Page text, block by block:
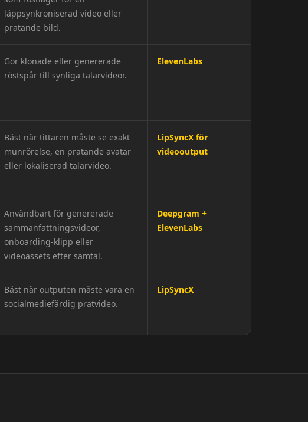
läppsynkroniserad video eller
pratande bild.
Gör klonade eller genererade
röstspår till synliga talarvideor.
ElevenLabs
Bäst när tittaren måste se exakt
munrörelse, en pratande avatar
eller lokaliserad talarvideo.
LipSyncX för
videooutput
Användbart för genererade
sammanfattningsvideor,
onboarding-klipp eller
videoassets efter samtal.
Deepgram +
ElevenLabs
Bäst när outputen måste vara en
socialmediefärdig pratvideo.
LipSyncX